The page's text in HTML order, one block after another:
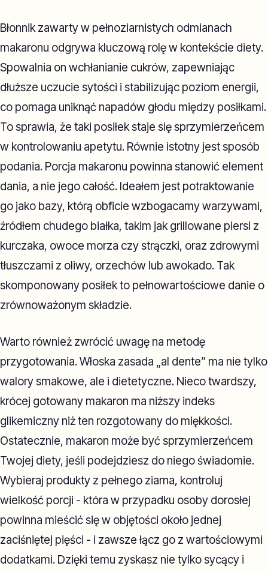
Błonnik zawarty w pełnoziarnistych odmianach
makaronu odgrywa kluczową rolę w kontekście diety.
Spowalnia on wchłanianie cukrów, zapewniając
dłuższe uczucie sytości i stabilizując poziom energii,
co pomaga uniknąć napadów głodu między posiłkami.
To sprawia, że taki posiłek staje się sprzymierzeńcem
w kontrolowaniu apetytu. Równie istotny jest sposób
podania. Porcja makaronu powinna stanowić element
dania, a nie jego całość. Ideałem jest potraktowanie
go jako bazy, którą obficie wzbogacamy warzywami,
źródłem chudego białka, takim jak grillowane piersi z
kurczaka, owoce morza czy strączki, oraz zdrowymi
tłuszczami z oliwy, orzechów lub awokado. Tak
skomponowany posiłek to pełnowartościowe danie o
zrównoważonym składzie.
Warto również zwrócić uwagę na metodę
przygotowania. Włoska zasada „al dente” ma nie tylko
walory smakowe, ale i dietetyczne. Nieco twardszy,
krócej gotowany makaron ma niższy indeks
glikemiczny niż ten rozgotowany do miękkości.
Ostatecznie, makaron może być sprzymierzeńcem
Twojej diety, jeśli podejdziesz do niego świadomie.
Wybieraj produkty z pełnego ziarna, kontroluj
wielkość porcji - która w przypadku osoby dorosłej
powinna mieścić się w objętości około jednej
zaciśniętej pięści - i zawsze łącz go z wartościowymi
dodatkami. Dzięki temu zyskasz nie tylko sycący i